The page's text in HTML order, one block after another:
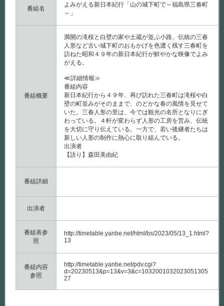
番組名
よみがえる新日本紀行「山の城下町で～福島県三春町
～」
番組概要
満開の滝桜と白壁の家や土蔵が並ぶ小路、伝統の三春
人形など古い城下町のおもかげを色濃く残す三春町を
訪ねた昭和４９年の新日本紀行が鮮やかな映像でよみ
がえる。
≪詳細情報≫
番組内容
新日本紀行から４９年、再び訪れた三春町は滝桜や白
壁の町並みがそのままで、のどかな春の風情を見せて
いた。三春人形の里は、今では観光の名所となりにぎ
わっている。４軒が変わらず人形の工房を営み、伝統
を大切に守り伝えている。一方で、若い後継者たちは
新しい人形の制作に熱心に取り組んでいる。
出演者
【語り】森田美由紀
番組詳細
出演者
番組表参
照
http://timetable.yanbe.net/html/bs/2023/05/13_1.html?
13
番組内容
参照
http://timetable.yanbe.net/pdv.cgi?
d=20230513&p=13&v=3&c=1032001032023051305
27